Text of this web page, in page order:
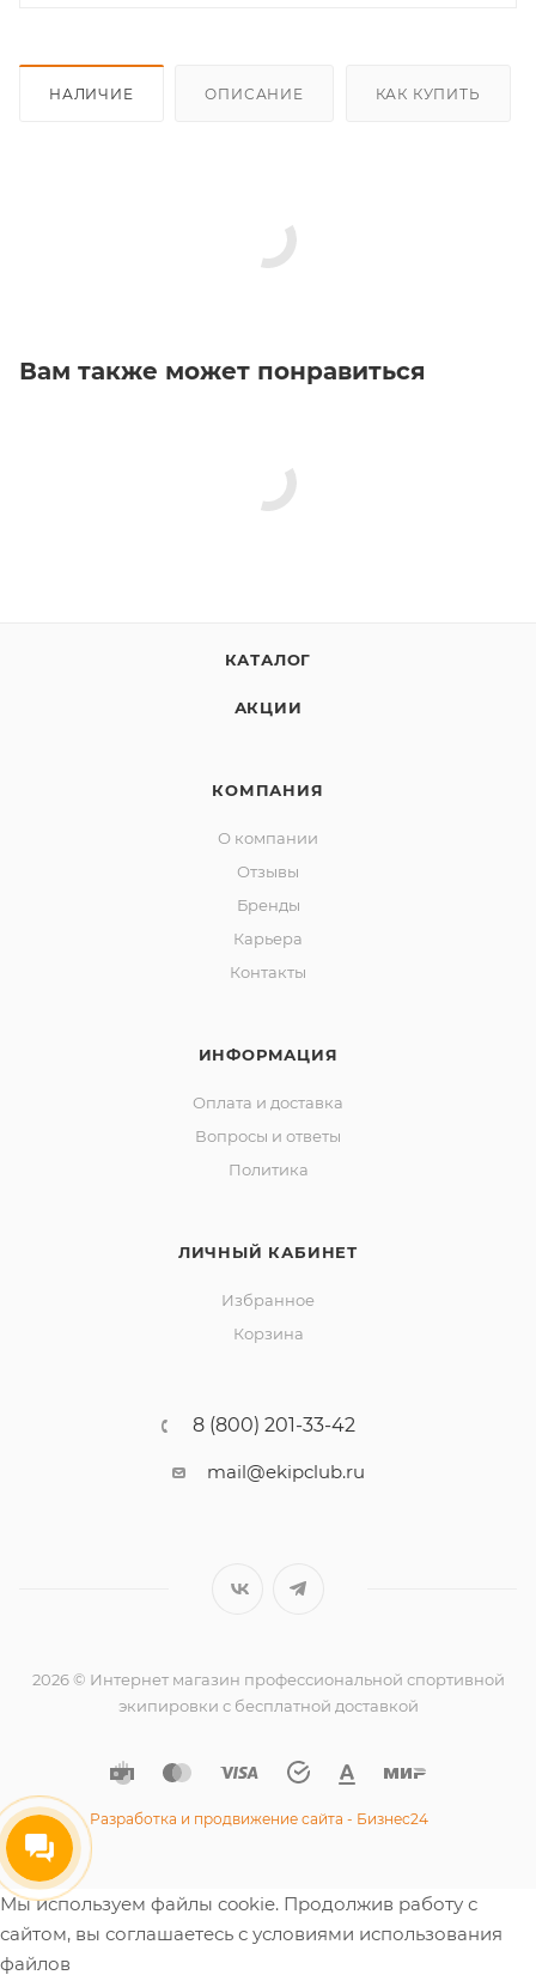
НАЛИЧИЕ ОПИСАНИЕ КАК КУПИТЬ
Вам также может понравиться
КАТАЛОГ
АКЦИИ
КОМПАНИЯ
О компании
Отзывы
Бренды
Карьера
Контакты
ИНФОРМАЦИЯ
Оплата и доставка
Вопросы и ответы
Политика
ЛИЧНЫЙ КАБИНЕТ
Избранное
Корзина
8 (800) 201-33-42
mail@ekipclub.ru
2026 © Интернет магазин профессиональной спортивной
экипировки с бесплатной доставкой
Разработка и продвижение сайта - Бизнес24
Мы используем файлы cookie. Продолжив работу с
сайтом, вы соглашаетесь с условиями использования
файлов